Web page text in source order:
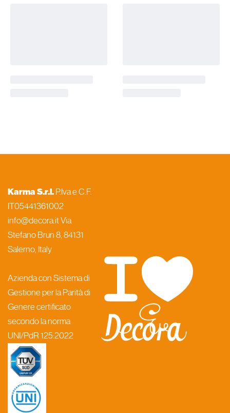
Karma S.r.l. P.Iva e C.F.
IT05441361002
info@decora.it Via
Stefano Brun 8, 84131
Salerno, Italy
Azienda con Sistema di
Gestione per la Parità di
Genere certificato
secondo la norma
UNI/PdR 125:2022